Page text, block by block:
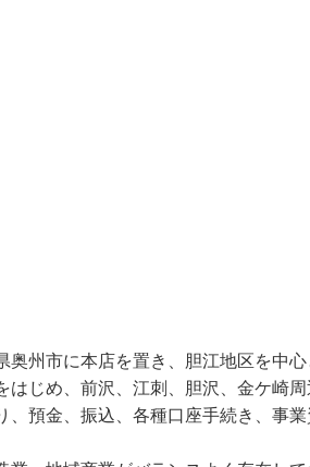
奥州市に本店を置き、胆江地区を中
はじめ、前沢、江刺、胆沢、金ケ崎
、預金、振込、各種口座手続き、事